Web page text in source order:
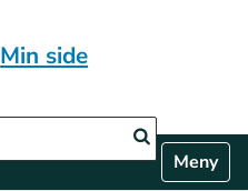
Min side
Toggle